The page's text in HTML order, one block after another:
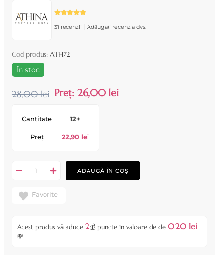
31 recenzii Adăugați recenzia dvs.
Cod produs: ATH72
În stoc
28,00 lei Preț: 26,00 lei
Cantitate 12+
Preț 22,90 lei
ADAUGĂ ÎN COȘ
Favorite
Acest produs vă aduce 2💰 puncte în valoare de de 0,20 lei
💸